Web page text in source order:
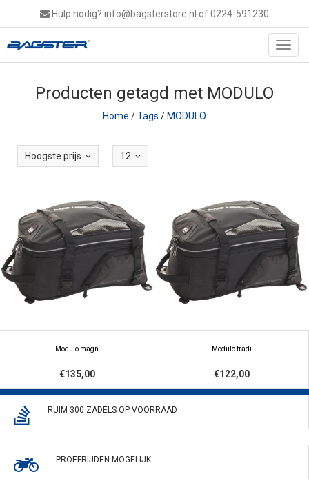
Hulp nodig? info@bagsterstore.nl of 0224-591230
Producten getagd met MODULO
Home /Tags /MODULO
Hoogste prijs 12
Modulo magn
€135,00
Modulo tradi
€122,00
RUIM 300 ZADELS OP VOORRAAD
PROEFRIJDEN MOGELIJK